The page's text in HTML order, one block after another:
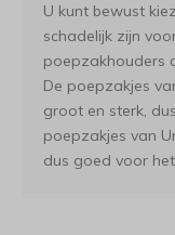
U kunt bewust
schadelijk zijn
poepzakhouders
De poepzakjes
groot en sterk,
poepzakjes van
dus goed voor